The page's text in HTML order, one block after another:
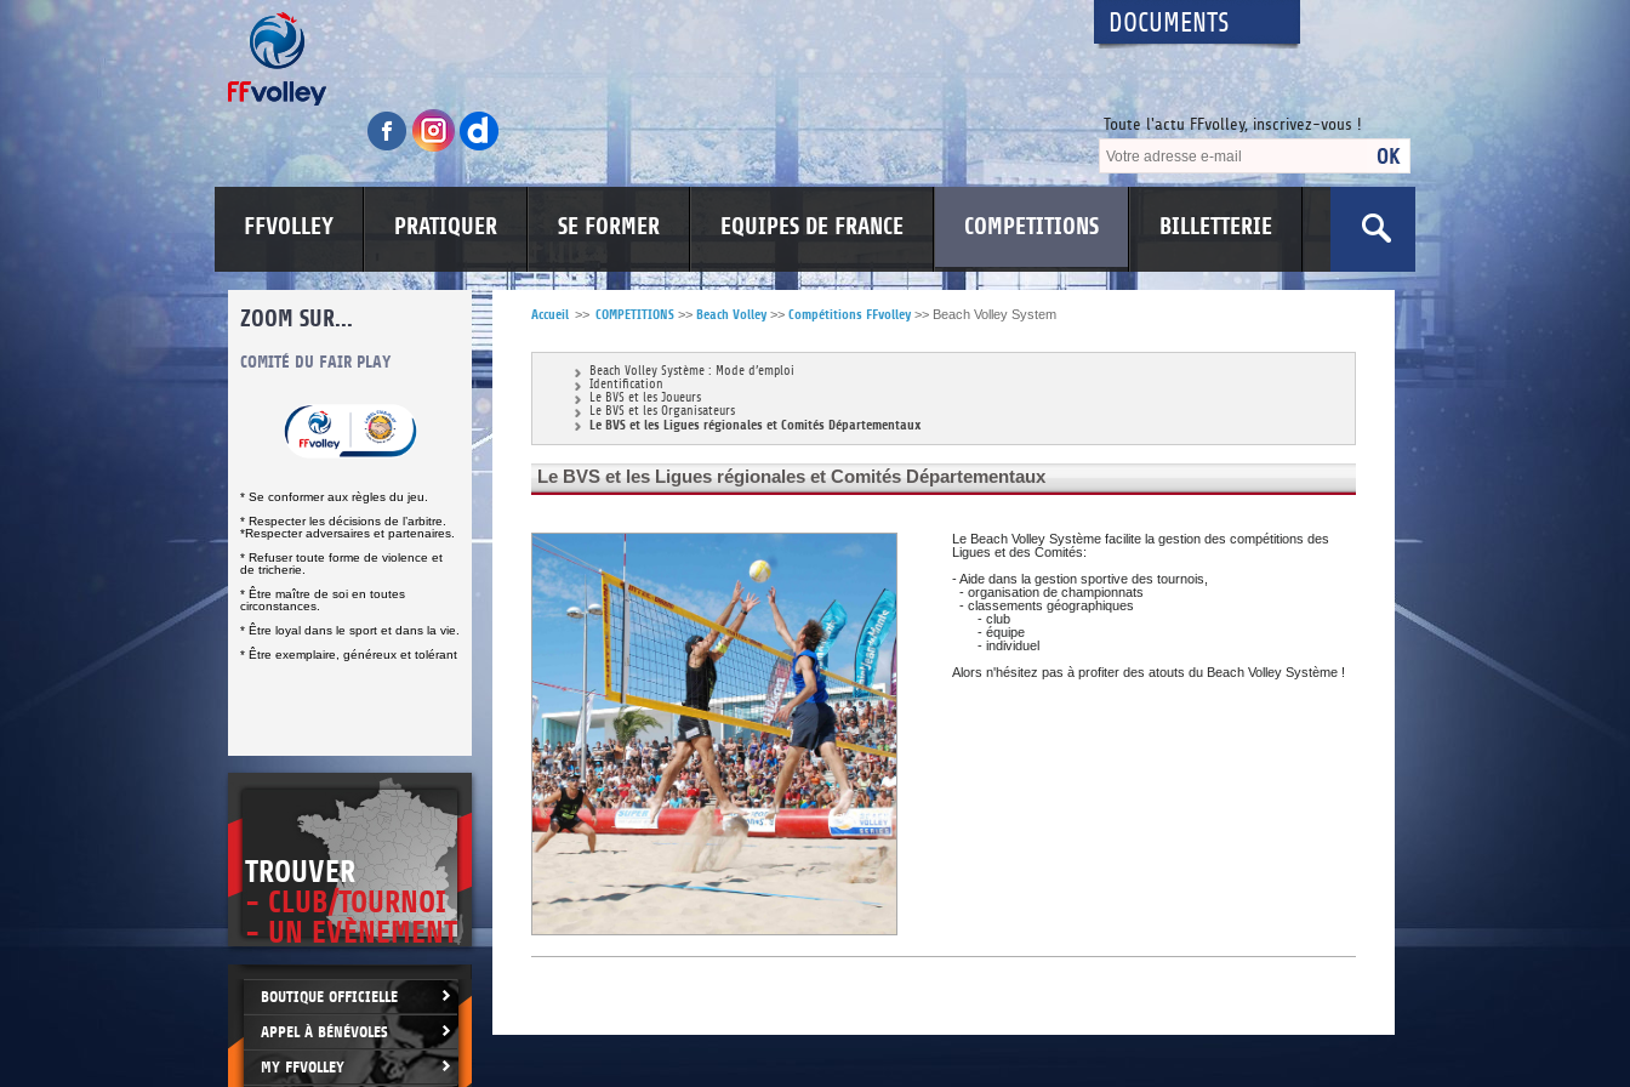
DOCUMENTS
Toute l'actu FFvolley, inscrivez-vous !
FFVOLLEY PRATIQUER SE FORMER EQUIPES DE FRANCE COMPETITIONS BILLETTERIE
ZOOM SUR...
DOCUMENTS UTILES
CLIQUEZ ICI
COMITÉ DU FAIR PLAY
* Se conformer aux règles du jeu.
* Respecter les décisions de l’arbitre.
*Respecter adversaires et partenaires.
* Refuser toute forme de violence et
de tricherie.
* Être maître de soi en toutes
circonstances.
* Être loyal dans le sport et dans la vie.
* Être exemplaire, généreux et tolérant
LUTTE CONTRE LES VIOLENCES MA PETITE SPONSO
DOCUMENTS UTILES
SITUATION SANITAIRE
COVID-19
CLIQUEZ ICI
TROUVER
- CLUB/TOURNOI
- UN EVÈNEMENT
BOUTIQUE OFFICIELLE
APPEL À BÉNÉVOLES
MY FFVOLLEY
Accueil >> COMPETITIONS >> Beach Volley >> Compétitions FFvolley >> Beach Volley System
Beach Volley Système : Mode d’emploi
Identification
Le BVS et les Joueurs
Le BVS et les Organisateurs
Le BVS et les Ligues régionales et Comités Départementaux
Le BVS et les Ligues régionales et Comités Départementaux
Le Beach Volley Système facilite la gestion des compétitions des
Ligues et des Comités:
- Aide dans la gestion sportive des tournois,
- organisation de championnats
- classements géographiques
- club
- équipe
- individuel
Alors n'hésitez pas à profiter des atouts du Beach Volley Système !